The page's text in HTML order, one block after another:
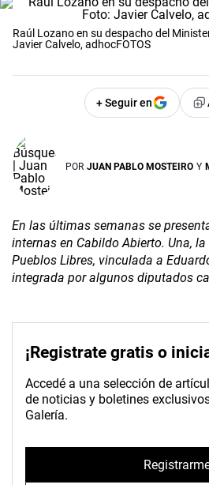
Raúl Lozano en su despacho del
Javier Calvelo, adhocFOTOS
+ Seguir en
POR JUAN PABLO MOSTEIRO Y
En las últimas semanas se
internas en Cabildo Abierto. Una,
Pueblos Libres, vinculada a
integrada por algunos diputados
¡Registrate gratis o
Accedé a una selección de
de noticias y boletines
Galería.